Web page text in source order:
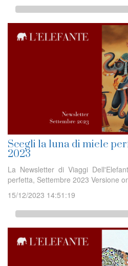
Scegli la luna di miele
2023
La Newsletter di Viaggi
perfetta, Settembre 2023 Versione
15/12/2023 14:51:19